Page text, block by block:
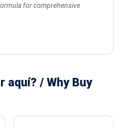
for comprehensive
aquí? / Why Buy